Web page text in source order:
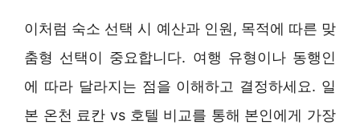
이처럼 숙소 선택 시 예산과 인원, 목적에 따른 맞
춤형 선택이 중요합니다. 여행 유형이나 동행인
에 따라 달라지는 점을 이해하고 결정하세요. 일
본 온천 료칸 vs 호텔 비교를 통해 본인에게 가장